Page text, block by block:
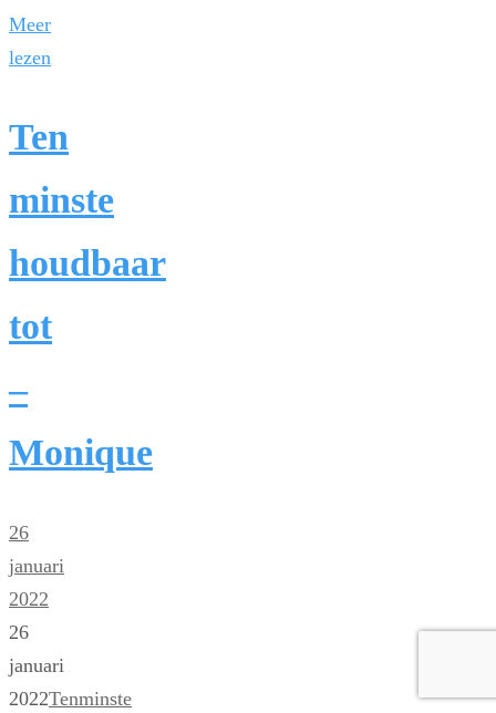
Meer
lezen
Ten
minste
houdbaar
tot
–
Monique
26
januari
2022
26
januari
2022Tenminste